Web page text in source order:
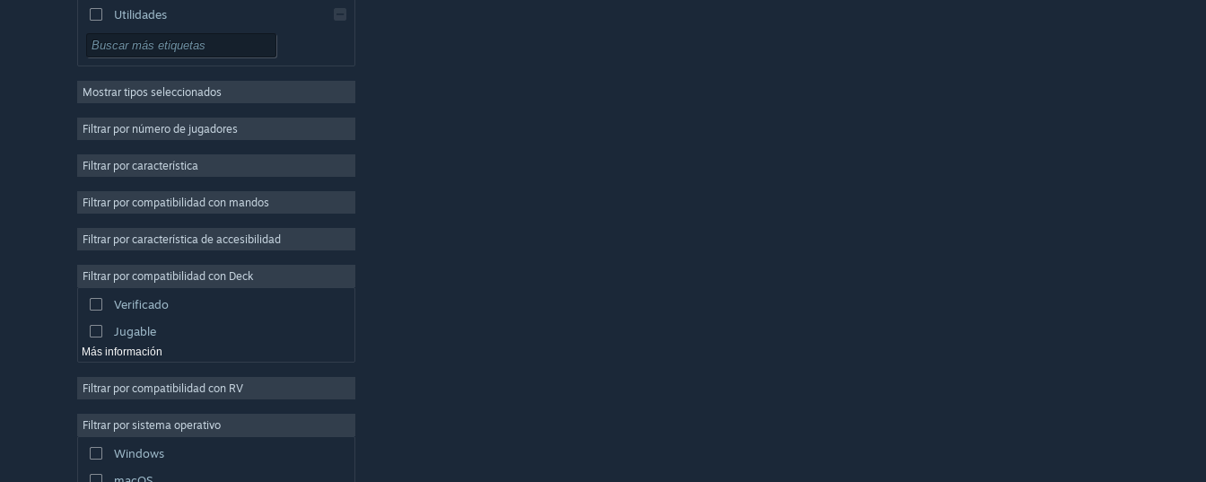
Utilidades
Free to Play
Multijugador masivo
Casuales
Simulación
Producción de vídeo
Edición fotográfica
Mostrar tipos seleccionados
Filtrar por número de jugadores
Filtrar por característica
Filtrar por compatibilidad con mandos
Filtrar por característica de accesibilidad
Filtrar por compatibilidad con Deck
Verificado
Jugable
Más información
Filtrar por compatibilidad con RV
Filtrar por sistema operativo
Windows